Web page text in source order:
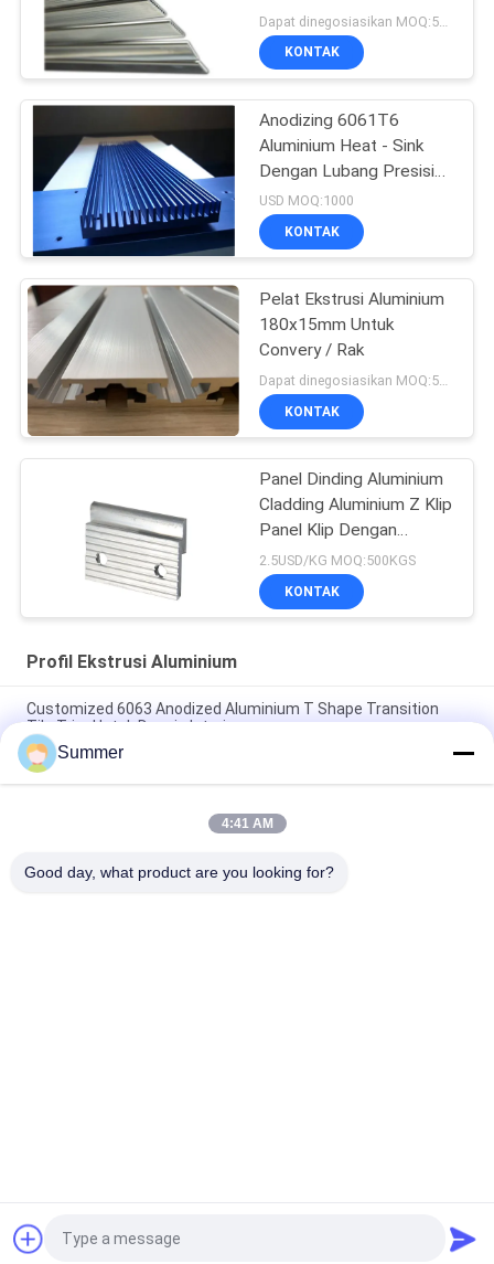
KONTAK
Anodizing 6061T6
Aluminium Heat - Sink
Dengan Lubang Presisi
CNC
USD MOQ:1000
KONTAK
Pelat Ekstrusi Aluminium
180x15mm Untuk
Convery / Rak
Dapat dinegosiasikan MOQ:500KGS
KONTAK
Panel Dinding Aluminium
Cladding Aluminium Z Klip
Panel Klip Dengan
Lubang Pengeboran
2.5USD/KG MOQ:500KGS
KONTAK
Profil Ekstrusi Aluminium
Customized 6063 Anodized Aluminium T Shape Transition
Tile Trim Untuk Desain Interior
Konstruksi Pintu Aluminium Profil Sliding Glass Door Extrusion
Slim Profile
6063 powder coating profil tabung persegi aluminium butiran
Quote request suatu
Summer
4:41 AM
Good day, what product are you looking for?